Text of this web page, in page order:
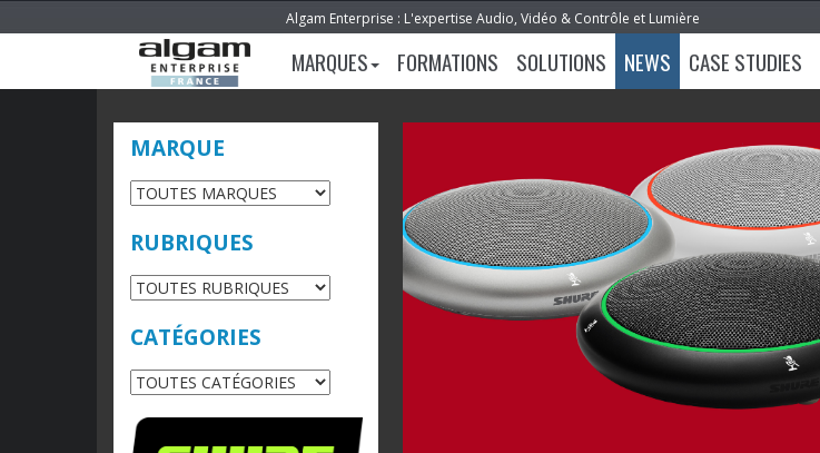
Algam Enterprise : L'expertise Audio, Vidéo & Contrôle et Lumière
MARQUES FORMATIONS SOLUTIONS NEWS CASE STUDIES
MARQUE
RUBRIQUES
CATÉGORIES